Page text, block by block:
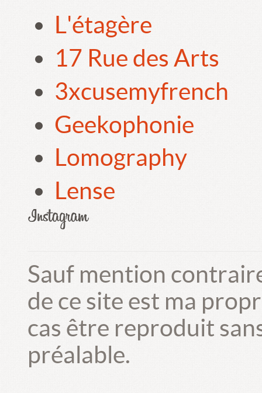
L'étagère
17 Rue des Arts
3xcusemyfrench
Geekophonie
Lomography
Lense
Sauf mention
de ce site est ma
cas être reproduit
préalable.